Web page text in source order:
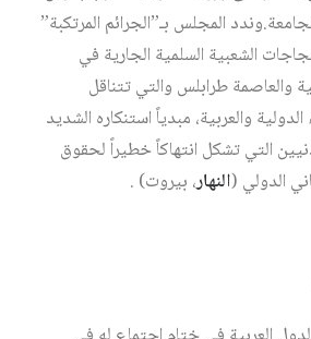
المجلس بـ”الجرائم المرتكبة”
الشعبية السلمية الجارية في
والعاصمة طرابلس والتي تتناقل
الدولية والعربية، مبدياً استنكاره الشديد
التي تشكل انتهاكاً خطيراً لحقوق
الدولي (النهار، بيروت) .